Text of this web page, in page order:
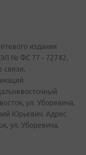
издания
ЭЛ № ФС 77 - 72742,
связи,
ул. Уборевича,
Юрьевич. Адрес
ул. Уборевича,